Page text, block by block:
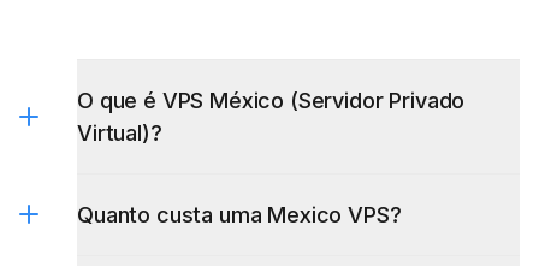
O que é VPS México (Servidor Privado
Virtual)?
Quanto custa uma Mexico VPS?